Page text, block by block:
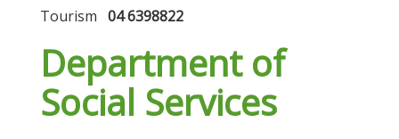
Tourism 04 6398822
Department of
Social Services